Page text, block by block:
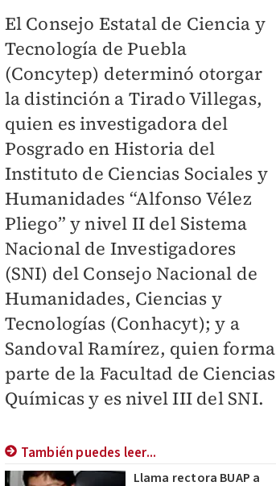
El Consejo Estatal de Ciencia y
Tecnología de Puebla
(Concytep) determinó otorgar
la distinción a Tirado Villegas,
quien es investigadora del
Posgrado en Historia del
Instituto de Ciencias Sociales y
Humanidades “Alfonso Vélez
Pliego” y nivel II del Sistema
Nacional de Investigadores
(SNI) del Consejo Nacional de
Humanidades, Ciencias y
Tecnologías (Conhacyt); y a
Sandoval Ramírez, quien forma
parte de la Facultad de Ciencias
Químicas y es nivel III del SNI.
También puedes leer...
Llama rectora BUAP a